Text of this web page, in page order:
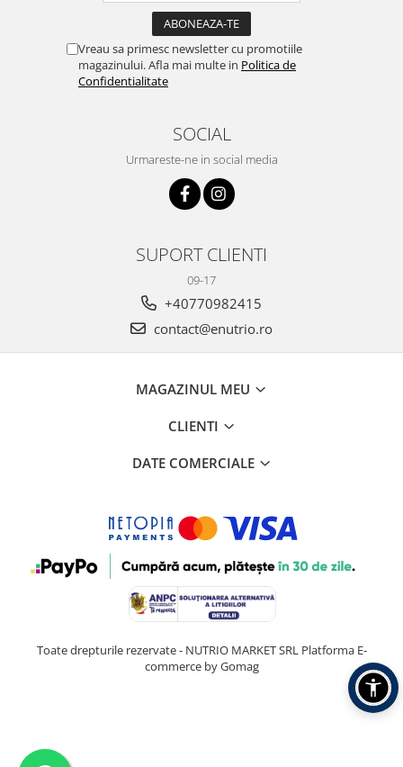
Vreau sa primesc newsletter cu promotiile
magazinului. Afla mai multe in Politica de
Confidentialitate
SOCIAL
Urmareste-ne in social media
SUPORT CLIENTI
09-17
+40770982415
contact@enutrio.ro
MAGAZINUL MEU
CLIENTI
DATE COMERCIALE
Toate drepturile rezervate - NUTRIO MARKET SRL Platforma E-
commerce by Gomag